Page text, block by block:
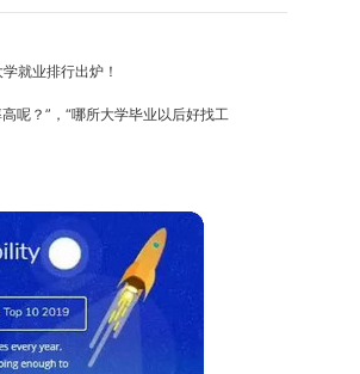
就业排行出炉！
呢？”，“哪所大学毕业以后好找工